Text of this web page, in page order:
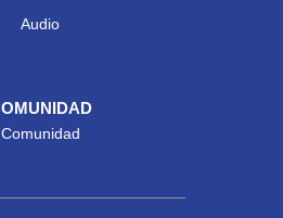
Audio
Comunidad